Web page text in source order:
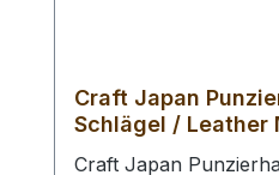
Craft Japan
Schlägel / Leather
Craft Japan